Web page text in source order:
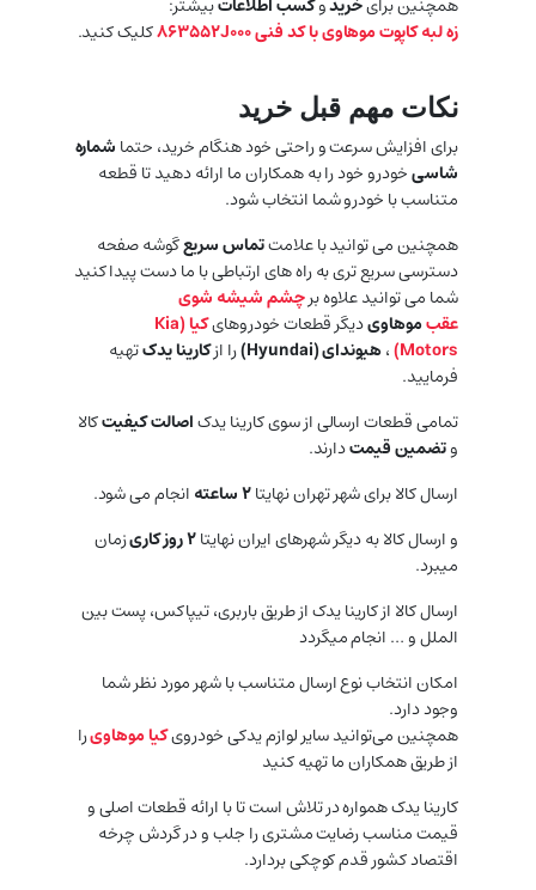
همچنین برایخریدوکسب اطلاعاتبیشتر:
زه لبه کاپوت موهاوی با کد فنی 863552J000
کلیک کنید.
نکات مهم قبل خرید
برای افزایش سرعت و راحتی خود هنگام خرید، حتما شماره
شاسیخودرو خود را به همکاران ما ارائه دهید تا قطعه
متناسب با خودرو شما انتخاب شود.
همچنین می توانید با علامتتماس سریعگوشه صفحه
دسترسی سریع تری به راه های ارتباطی با ما دست پیدا کنید
شما می توانید علاوه برچشم شیشه شوی
عقبموهاویدیگر قطعات خودروهایکیا (Kia
Motors
)،هیوندای (Hyundai
)را ازکارینا یدکتهیه
فرمایید.
تمامی قطعات ارسالی از سوی کارینا یدکاصالت کیفیتکالا
وتضمین قیمتدارند.
ارسال کالا برای شهر تهران نهایتا۲ ساعته
انجام می شود.
و ارسال کالا به دیگر شهرهای ایران نهایتا۲ روز کاری
زمان
میبرد.
ارسال کالا از کارینا یدک از طریق باربری، تیپاکس، پست بین
الملل و … انجام میگردد
امکان انتخاب نوع ارسال متناسب با شهر مورد نظر شما
وجود دارد.
همچنین می‌توانید سایر لوازم یدکی خودرویکیا موهاویرا
از طریق همکاران ما تهیه کنید
کارینا یدک همواره در تلاش است تا با ارائه قطعات اصلی و
قیمت مناسب رضایت مشتری را جلب و در گردش چرخه
اقتصاد کشور قدم کوچکی بردارد.